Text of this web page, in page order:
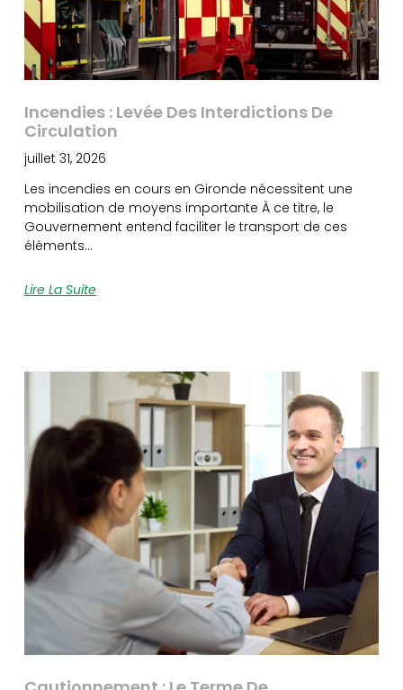
Incendies : Levée Des Interdictions De
Circulation
juillet 31, 2026
Les incendies en cours en Gironde nécessitent une
mobilisation de moyens importante À ce titre, le
Gouvernement entend faciliter le transport de ces
éléments…
Lire La Suite